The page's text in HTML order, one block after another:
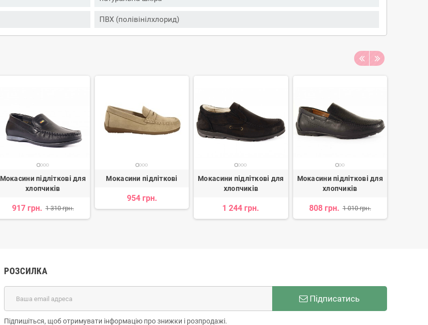
ПВХ (полівінілхлорид)
Мокасини підліткові для
хлопчиків
917 грн. 1 310 грн.
Мокасини підліткові
954 грн.
Мокасини підліткові для
хлопчиків
1 244 грн.
Мокасини підліткові для
хлопчиків
808 грн. 1 010 грн.
РОЗСИЛКА
Підписатись
Підпишіться, щоб отримувати інформацію про знижки і розпродажі.